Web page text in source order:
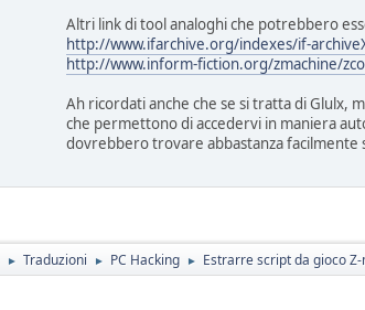
Altri link di tool analoghi che potrebbero
http://www.ifarchive.org/indexes/if-
http://www.inform-fiction.org/zmachine/
Ah ricordati anche che se si tratta di Glulx,
che permettono di accedervi in maniera
dovrebbero trovare abbastanza facilmente
► Traduzioni ► PC Hacking ► Estrarre script da gioco